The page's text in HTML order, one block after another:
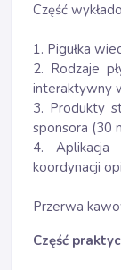
Część
1. Pigułka
2. Rodzaje
interaktywny
3. Produkty
sponsora (30
4. Aplikacja
koordynacji
Przerwa
Część